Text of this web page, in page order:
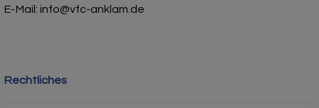
E-Mail: info@vfc-anklam.de
Rechtliches